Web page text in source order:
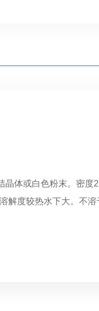
体或白色粉末。密度
解度较热水下大。不溶
性质，又有多元醇的通
业中得到了广泛的应
相互作用含硅的化合物
，用醋酸调节PH 4-5
斓，同时，它也是工业
归纳起来，主要由四
烯单体为基本原料，与
好的耐酸碱、良好的成